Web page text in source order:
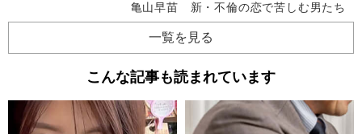
亀山早苗 新・不倫の恋で苦しむ男たち
一覧を見る
こんな記事も読まれています